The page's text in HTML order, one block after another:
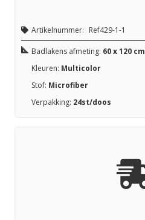
Artikelnummer: Ref429-1-1
Badlakens afmeting: 60 x 120 cm
Kleuren: Multicolor
Stof: Microfiber
Verpakking: 24st/doos